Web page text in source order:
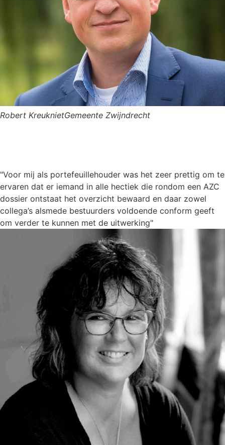
Robert KreuknietGemeente Zwijndrecht
"Voor mij als portefeuillehouder was het zeer prettig om te
ervaren dat er iemand in alle hectiek die rondom een AZC
dossier ontstaat het overzicht bewaard en daar zowel
collega’s alsmede bestuurders voldoende conform geeft
om verder te kunnen met de uitwerking"